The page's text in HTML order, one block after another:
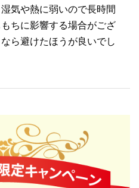
気や熱に弱いので長時間
ちに影響する場合がござ
ら避けたほうが良いでし